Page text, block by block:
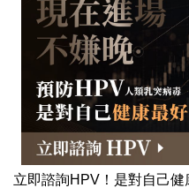
立即諮詢HPV！是對自己